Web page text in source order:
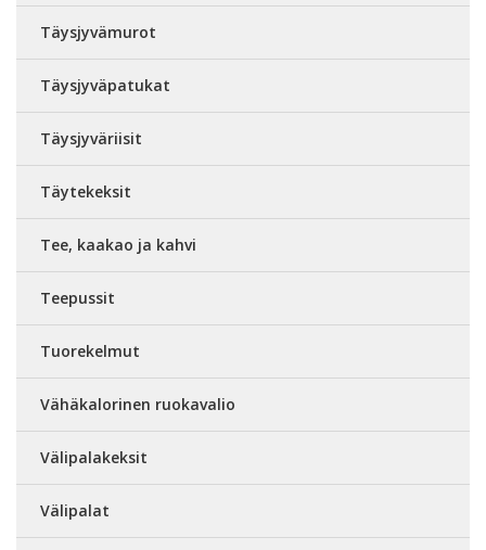
Täysjyvämurot
Täysjyväpatukat
Täysjyväriisit
Täytekeksit
Tee, kaakao ja kahvi
Teepussit
Tuorekelmut
Vähäkalorinen ruokavalio
Välipalakeksit
Välipalat